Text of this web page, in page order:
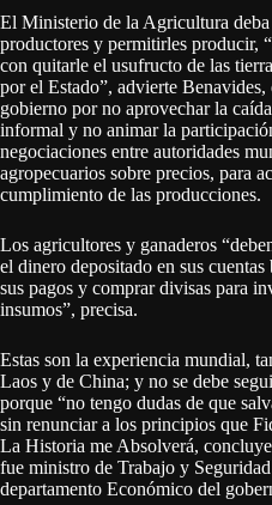
El Ministerio de la Agricultura deba
productores y permitirles producir,
con quitarle el usufructo de las
por el Estado”, advierte
gobierno por no aprovechar la
informal y no animar la
negociaciones entre autoridades
agropecuarios sobre precios, para
cumplimiento de las producciones.
Los agricultores y ganaderos
el dinero depositado en sus
sus pagos y comprar divisas para
insumos”, precisa.
Estas son la experiencia mundial,
Laos y de China; y no se debe
porque “no tengo dudas de que
sin renunciar a los principios que
La Historia me Absolverá,
fue ministro de Trabajo y
departamento Económico del